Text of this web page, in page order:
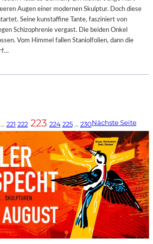
Augen einer modernen Skulptur. Doch diese
Seine kunstaffine Tante, fasziniert von
Schizophrenie vergast. Die beiden Onkel
Vom Himmel fallen Staniolfolien, dann die
… 221 222 223 224 225 … 230Nächste Seite